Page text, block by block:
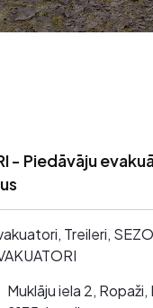
- Piedāvāju
Treileri,
Muklāju iela 2,